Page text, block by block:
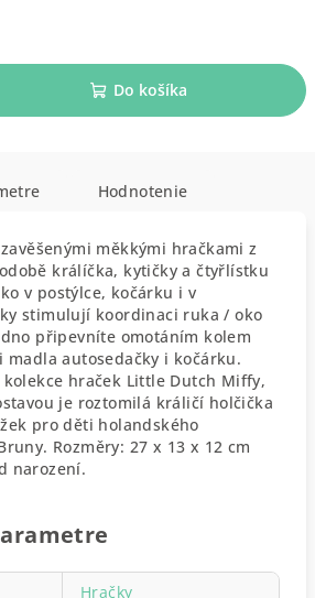
Do košíka
Hodnotenie
měkkými hračkami z
králíčka, kytičky a čtyřlístku
v postýlce, kočárku i v
stimulují koordinaci ruka / oko
připevníte omotáním kolem
madla autosedačky i kočárku.
hraček Little Dutch Miffy,
je roztomilá králičí holčička
pro děti holandského
Rozměry: 27 x 13 x 12 cm
narození.
Hračky